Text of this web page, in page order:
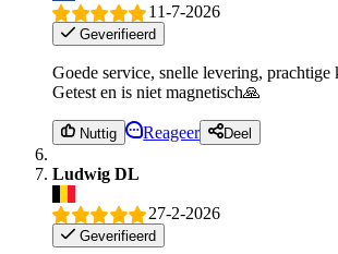
11-7-2026
Geverifieerd
Goede service, snelle levering, prachtige
Getest en is niet magnetisch🙏
Nuttig Reageer Deel
Ludwig DL
27-2-2026
Geverifieerd